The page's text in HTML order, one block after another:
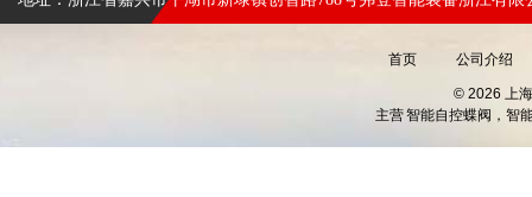
首页 公司介绍
© 2026 上
主营智能自控蝶阀，智